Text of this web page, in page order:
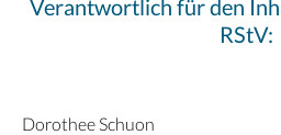
Verantwortlich für den
RStV:
Dorothee Schuon